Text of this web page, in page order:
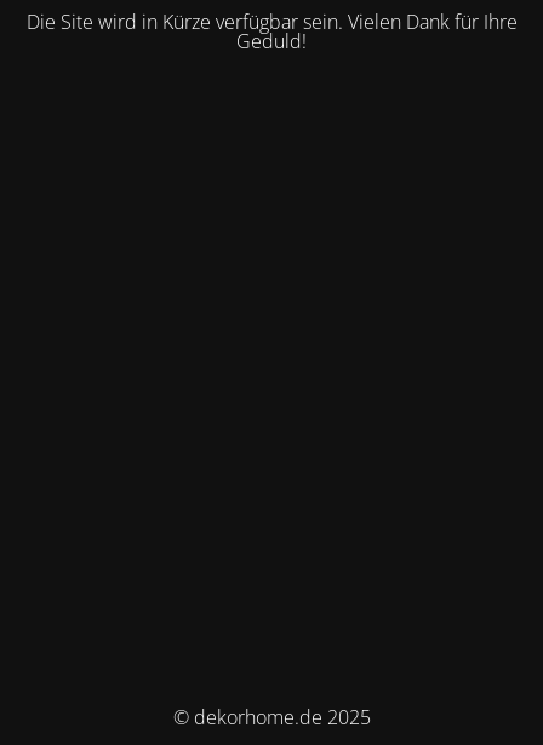
Die Site wird in Kürze verfügbar sein. Vielen Dank für Ihre
Geduld!
© dekorhome.de 2025